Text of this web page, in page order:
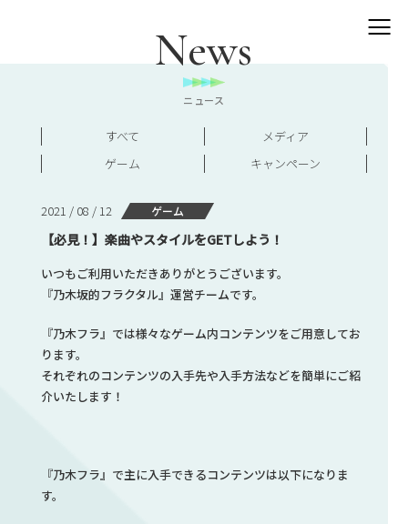
News
ニュース
すべて
メディア
ゲーム
キャンペーン
2021 / 08 / 12 ゲーム
【必見！】楽曲やスタイルをGETしよう！
いつもご利用いただきありがとうございます。
『乃木坂的フラクタル』運営チームです。
『乃木フラ』では様々なゲーム内コンテンツをご用意してお
ります。
それぞれのコンテンツの入手先や入手方法などを簡単にご紹
介いたします！
『乃木フラ』で主に入手できるコンテンツは以下になりま
す。